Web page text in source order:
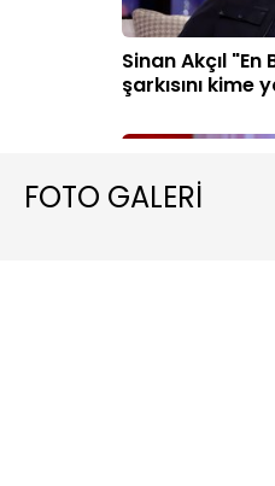
Sinan Akçıl "En
şarkısını kime
FOTO GALERİ